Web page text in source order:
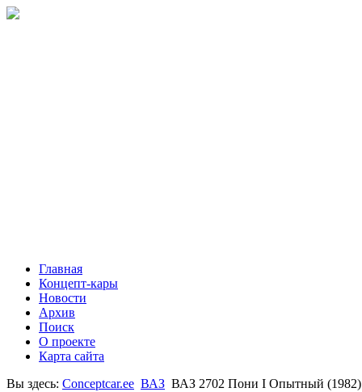
Главная
Концепт-кары
Новости
Архив
Поиск
О проекте
Карта сайта
Вы здесь: Conceptcar.ee ВАЗ ВАЗ 2702 Пони I Опытный (1982)